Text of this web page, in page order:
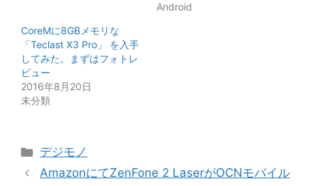
Android
CoreMに8GBメモリな
「Teclast X3 Pro」 を入手
してみた。まずはフォトレ
ビュー
2016年8月20日
未分類
カ
テ
デジモノ
AmazonにてZenFone 2 LaserがOCNモバイル